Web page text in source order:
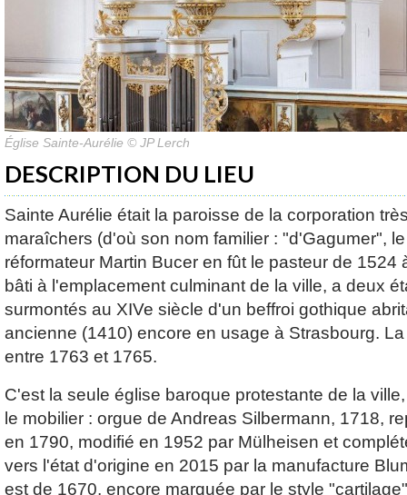
Église Sainte-Aurélie © JP Lerch
DESCRIPTION DU LIEU
Sainte Aurélie était la paroisse de la corporation
maraîchers (d'où son nom familier : "d'Gagumer",
réformateur Martin Bucer en fût le pasteur de 1524
bâti à l'emplacement culminant de la ville, a deux
surmontés au XIVe siècle d'un beffroi gothique
ancienne (1410) encore en usage à Strasbourg.
entre 1763 et 1765.
C'est la seule église baroque protestante de la
le mobilier : orgue de Andreas Silbermann, 1718,
en 1790, modifié en 1952 par Mülheisen et
vers l'état d'origine en 2015 par la manufacture
est de 1670, encore marquée par le style